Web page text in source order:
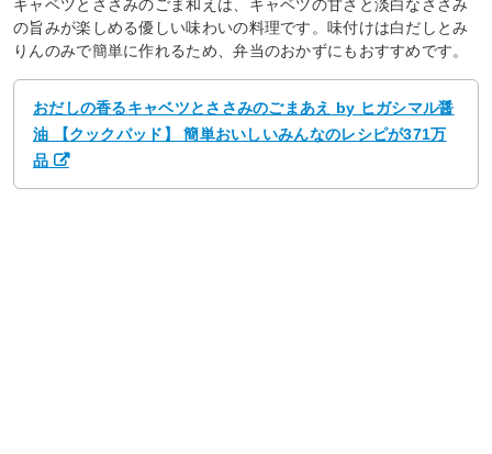
キャベツとささみのごま和えは、キャベツの甘さと淡白なささみ
の旨みが楽しめる優しい味わいの料理です。味付けは白だしとみ
りんのみで簡単に作れるため、弁当のおかずにもおすすめです。
おだしの香るキャベツとささみのごまあえ by ヒガシマル醤
油 【クックパッド】 簡単おいしいみんなのレシピが371万
品